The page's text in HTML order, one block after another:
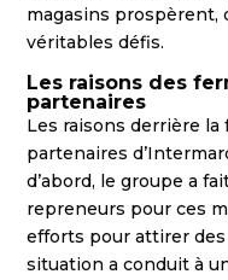
magasins prospèrent,
véritables défis.
Les raisons des
partenaires
Les raisons derrière
partenaires
d’abord, le groupe a
repreneurs pour ces
efforts pour attirer
situation a conduit à